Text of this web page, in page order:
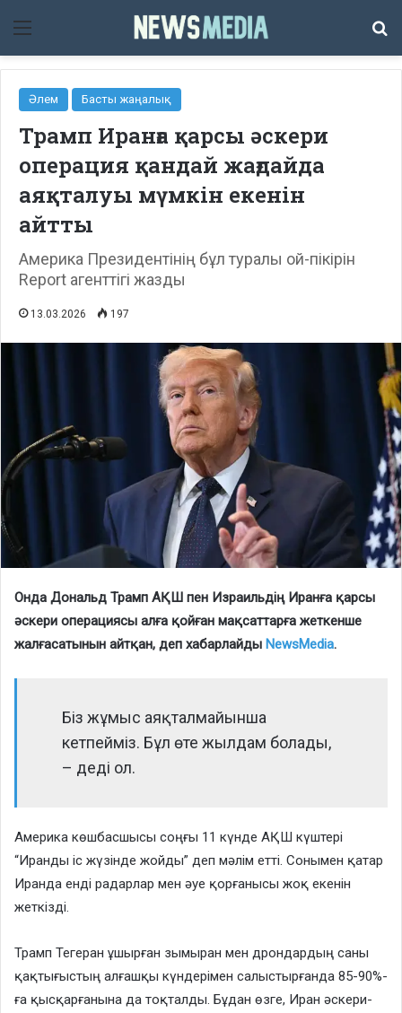
Мәзір
Әлем Басты жаңалық
Трамп Иранға қарсы әскери
операция қандай жағдайда
аяқталуы мүмкін екенін
айтты
Америка Президентінің бұл туралы ой-пікірін
Report агенттігі жазды
13.03.2026 197
Онда Дональд Трамп АҚШ пен Израильдің Иранға қарсы
әскери операциясы алға қойған мақсаттарға жеткенше
жалғасатынын айтқан, деп хабарлайды NewsMedia.
Біз жұмыс аяқталмайынша
кетпейміз. Бұл өте жылдам болады,
– деді ол.
Америка көшбасшысы соңғы 11 күнде АҚШ күштері
“Иранды іс жүзінде жойды” деп мәлім етті. Сонымен қатар
Иранда енді радарлар мен әуе қорғанысы жоқ екенін
жеткізді.
Трамп Тегеран ұшырған зымыран мен дрондардың саны
қақтығыстың алғашқы күндерімен салыстырғанда 85-90%-
ға қысқарғанына да тоқталды. Бұдан өзге, Иран әскери-